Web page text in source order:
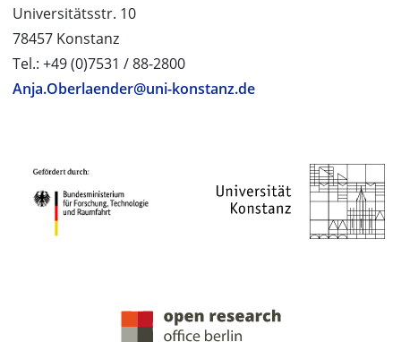
Universitätsstr. 10
78457 Konstanz
Tel.: +49 (0)7531 / 88-2800
Anja.Oberlaender@uni-konstanz.de